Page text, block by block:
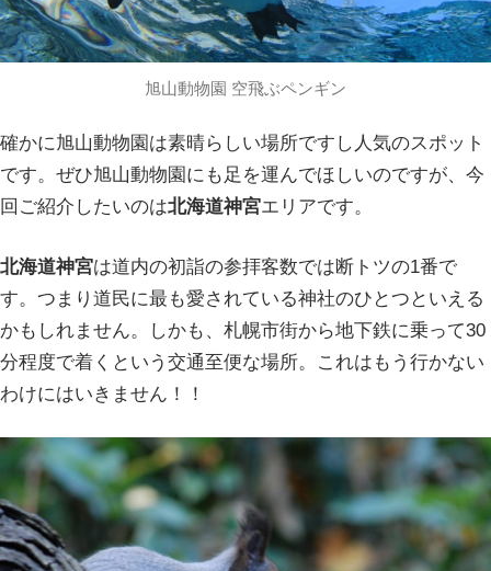
旭山動物園 空飛ぶペンギン
確かに旭山動物園は素晴らしい場所ですし人気のスポット
です。ぜひ旭山動物園にも足を運んでほしいのですが、今
回ご紹介したいのは北海道神宮エリアです。
北海道神宮は道内の初詣の参拝客数では断トツの1番で
す。つまり道民に最も愛されている神社のひとつといえる
かもしれません。しかも、札幌市街から地下鉄に乗って30
分程度で着くという交通至便な場所。これはもう行かない
わけにはいきません！！